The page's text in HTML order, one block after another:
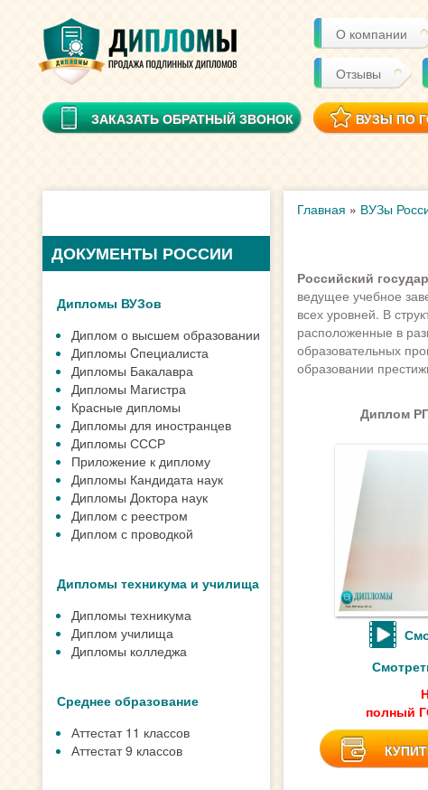
О компании
Отзывы
ЗАКАЗАТЬ ОБРАТНЫЙ ЗВОНОК ВУЗЫ ПО
ДОКУМЕНТЫ РОССИИ
Дипломы ВУЗов
Диплом о высшем образовании
Дипломы Cпециалиста
Дипломы Бакалавра
Дипломы Магистра
Красные дипломы
Дипломы для иностранцев
Дипломы СССР
Приложение к диплому
Дипломы Кандидата наук
Дипломы Доктора наук
Диплом с реестром
Диплом с проводкой
Дипломы техникума и училища
Дипломы техникума
Диплом училища
Дипломы колледжа
Среднее образование
Аттестат 11 классов
Аттестат 9 классов
Главная » ВУЗы
Российский
ведущее учебное
всех уровней. В
расположенные в
образовательных
образовании
Диплом
полный